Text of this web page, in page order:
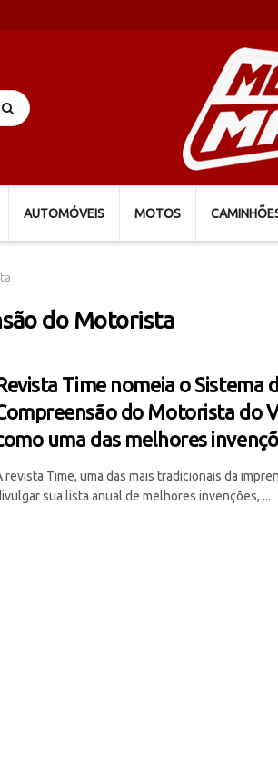
AUTOMÓVEIS MOTOS
do Motorista
Time nomeia o Sistema
do Motorista do
uma das melhores
revista Time, uma das mais tradicionais da
sua lista anual de melhores invenções, ...